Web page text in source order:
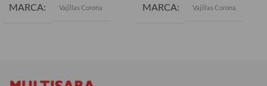
MARCA Vajillas Corona MARCA Vajillas Corona